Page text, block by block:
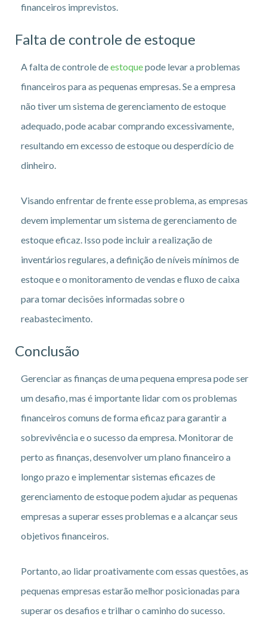
financeiros imprevistos.
Falta de controle de estoque
A falta de controle deestoquepode levar a problemas
financeiros para as pequenas empresas. Se a empresa
não tiver um sistema de gerenciamento de estoque
adequado, pode acabar comprando excessivamente,
resultando em excesso de estoque ou desperdício de
dinheiro.
Visando enfrentar de frente esse problema, as empresas
devem implementar um sistema de gerenciamento de
estoque eficaz. Isso pode incluir a realização de
inventários regulares, a definição de níveis mínimos de
estoque e o monitoramento de vendas e fluxo de caixa
para tomar decisões informadas sobre o
reabastecimento.
Conclusão
Gerenciar as finanças de uma pequena empresa pode ser
um desafio, mas é importante lidar com os problemas
financeiros comuns de forma eficaz para garantir a
sobrevivência e o sucesso da empresa. Monitorar de
perto as finanças, desenvolver um plano financeiro a
longo prazo e implementar sistemas eficazes de
gerenciamento de estoque podem ajudar as pequenas
empresas a superar esses problemas e a alcançar seus
objetivos financeiros.
Portanto, ao lidar proativamente com essas questões, as
pequenas empresas estarão melhor posicionadas para
superar os desafios e trilhar o caminho do sucesso.